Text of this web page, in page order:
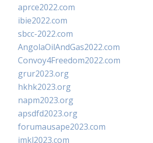
aprce2022.com
ibie2022.com
sbcc-2022.com
AngolaOilAndGas2022.com
Convoy4Freedom2022.com
grur2023.org
hkhk2023.org
napm2023.org
apsdfd2023.org
forumausape2023.com
imkl2023.com